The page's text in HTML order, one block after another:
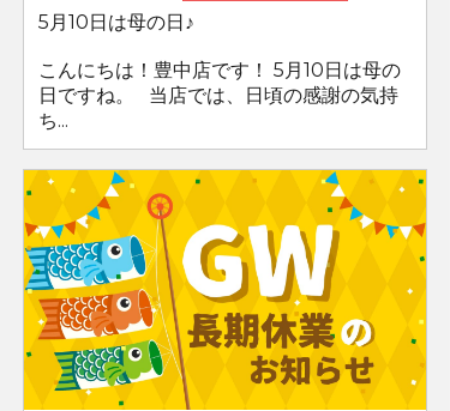
5月10日は母の日♪
こんにちは！豊中店です！ 5月10日は母の
日ですね。 当店では、日頃の感謝の気持
ち...